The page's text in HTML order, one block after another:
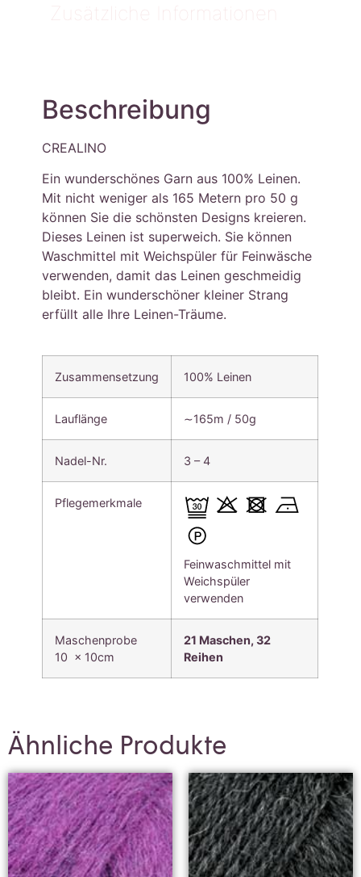
Zusätzliche Informationen
Beschreibung
CREALINO
Ein wunderschönes Garn aus 100% Leinen.
Mit nicht weniger als 165 Metern pro 50 g
können Sie die schönsten Designs kreieren.
Dieses Leinen ist superweich. Sie können
Waschmittel mit Weichspüler für Feinwäsche
verwenden, damit das Leinen geschmeidig
bleibt. Ein wunderschöner kleiner Strang
erfüllt alle Ihre Leinen-Träume.
Zusammensetzung 100% Leinen
Lauflänge ∼165m / 50g
Nadel-Nr. 3 – 4
Pflegemerkmale
Feinwaschmittel mit
Weichspüler
verwenden
Maschenprobe
10 x 10cm
21 Maschen, 32
Reihen
Ähnliche Produkte